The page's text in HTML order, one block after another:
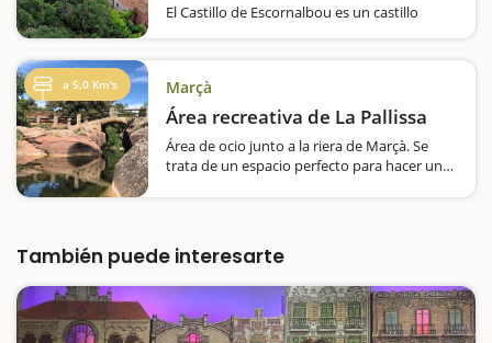
El Castillo de Escornalbou es un castillo
de Escornalbou. Desde aquí tendréis unas
vistas estratégicas hacia el Camp…
a 5,0 Km's Marçà
Área recreativa de La Pallissa
Área de ocio junto a la riera de Marçà. Se
trata de un espacio perfecto para hacer una
Junto…
También puede interesarte